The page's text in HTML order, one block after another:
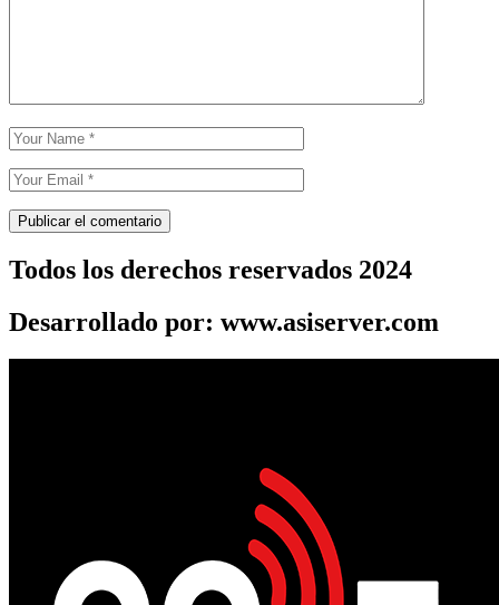
Todos los derechos reservados 2024
Desarrollado por: www.asiserver.com